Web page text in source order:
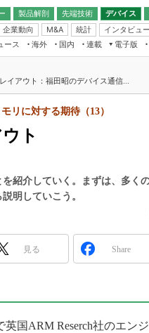
製品解剖
先端技術
デバイス
企業動向 M&A 統計 インタビュー
フィジカルAI
半導体後工程
IoT
電源設計（EDN Japan）
エレクトロニクス入門（
ース 海外 国内
連載
通信
ォーカス
ープ
ジニアの社会人大
～Behind the
たこと、次の10年
ジアの新トレンド
電子版
クレット
イアウト：福田昭のデバイス通信...
ト
リに対する期待（13）
紹介していく。まずは、多く
明していこう。
見る Share
国ARM Reserch社のエン